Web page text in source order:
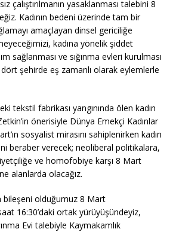
çalıştırılmanın yasaklanması talebini 8
Kadının bedeni üzerinde tam bir
amaçlayan dinsel gericiliğe
kadına yönelik şiddet
sağlanması ve sığınma evleri kurulması
şehirde eş zamanlı olarak eylemlerle
tekstil fabrikası yangınında ölen kadın
önerisiyle Dünya Emekçi Kadınlar
sosyalist mirasını sahiplenirken kadın
beraber verecek; neoliberal politikalara,
ve homofobiye karşı 8 Mart
alanlarda olacağız.
bileşeni olduğumuz 8 Mart
16:30’daki ortak yürüyüşündeyiz,
Evi talebiyle Kaymakamlık